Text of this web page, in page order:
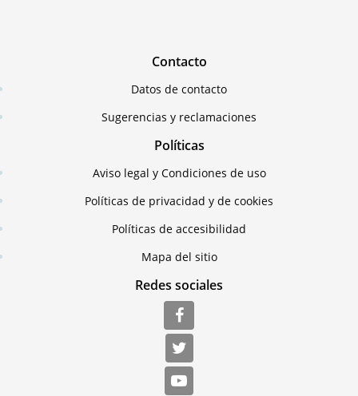
Contacto
Datos de contacto
Sugerencias y reclamaciones
Políticas
Aviso legal y Condiciones de uso
Políticas de privacidad y de cookies
Políticas de accesibilidad
Mapa del sitio
Redes sociales